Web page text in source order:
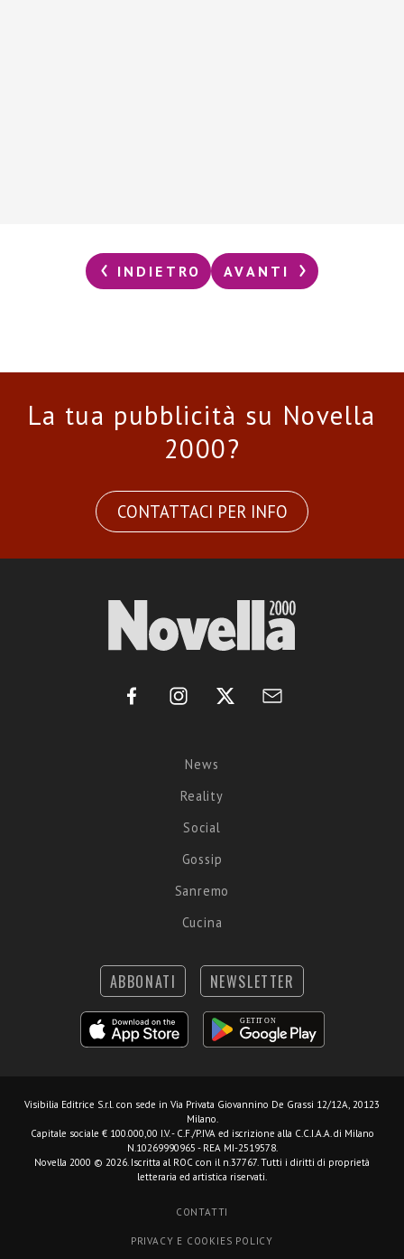
INDIETRO AVANTI
La tua pubblicità su Novella
2000?
CONTATTACI PER INFO
News
Reality
Social
Gossip
Sanremo
Cucina
ABBONATI NEWSLETTER
Visibilia Editrice S.r.l. con sede in Via Privata Giovannino De Grassi 12/12A, 20123
Milano.
Capitale sociale € 100.000,00 I.V. - C.F./P.IVA ed iscrizione alla C.C.I.A.A. di Milano
N.10269990965 - REA MI-2519578.
Novella 2000 © 2026. Iscritta al ROC con il n.37767. Tutti i diritti di proprietà
letteraria ed artistica riservati.
CONTATTI
PRIVACY E COOKIES POLICY